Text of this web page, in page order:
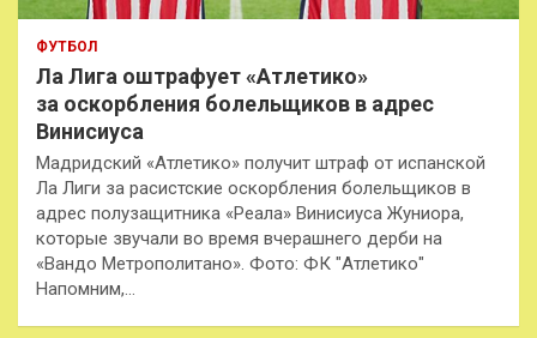
ФУТБОЛ
Ла Лига оштрафует «Атлетико»
за оскорбления болельщиков в адрес
Винисиуса
Мадридский «Атлетико» получит штраф от испанской
Ла Лиги за расистские оскорбления болельщиков в
адрес полузащитника «Реала» Винисиуса Жуниора,
которые звучали во время вчерашнего дерби на
«Вандо Метрополитано». Фото: ФК "Атлетико"
Напомним,…